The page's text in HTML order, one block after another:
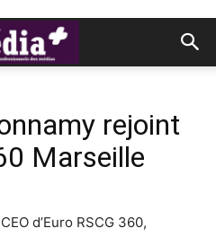
rejoint
Marseille
d’Euro RSCG 360,